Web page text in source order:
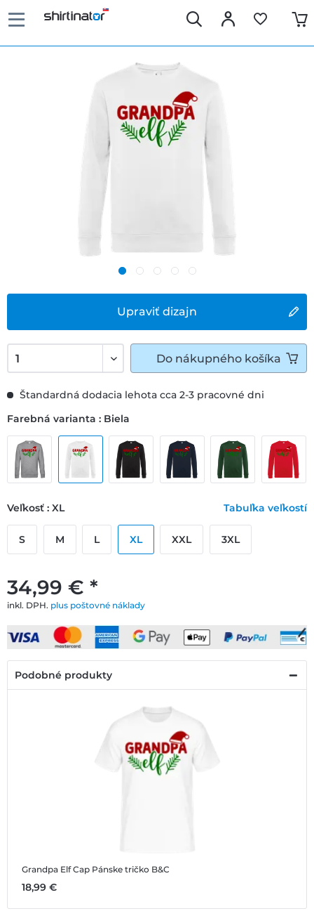
Upraviť dizajn
34,99 € *
inkl. DPH. plus poštovné náklady
Štandardná dodacia lehota cca 2-3 pracovné dni
Farebná varianta : Biela
Veľkosť : XL Tabuľka veľkostí
S M L XL XXL 3XL
Do nákupného košíka
Podobné produkty
Grandpa Elf Cap Pánske tričko B&C
18,99 €